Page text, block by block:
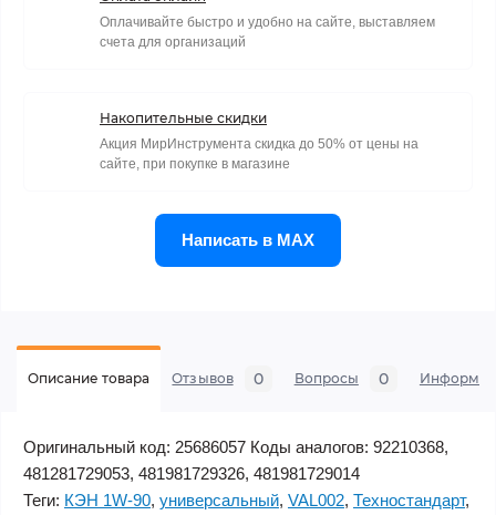
Оплачивайте быстро и удобно на сайте, выставляем
счета для организаций
Накопительные скидки
Акция МирИнструмента скидка до 50% от цены на
сайте, при покупке в магазине
Написать в MAX
Описание товара Отзывов 0 Вопросы 0
Оригинальный код: 25686057 Коды аналогов: 92210368,
481281729053, 481981729326, 481981729014
Теги: КЭН 1W-90, универсальный, VAL002, Техностандарт,